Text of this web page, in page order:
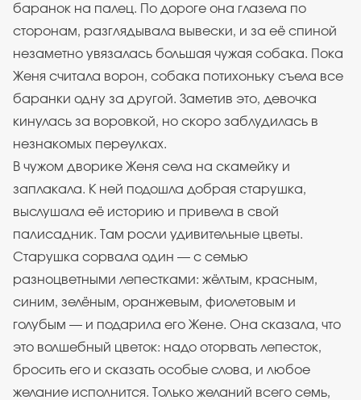
баранок на палец. По дороге она глазела по
сторонам, разглядывала вывески, и за её спиной
незаметно увязалась большая чужая собака. Пока
Женя считала ворон, собака потихоньку съела все
баранки одну за другой. Заметив это, девочка
кинулась за воровкой, но скоро заблудилась в
незнакомых переулках.
В чужом дворике Женя села на скамейку и
заплакала. К ней подошла добрая старушка,
выслушала её историю и привела в свой
палисадник. Там росли удивительные цветы.
Старушка сорвала один — с семью
разноцветными лепестками: жёлтым, красным,
синим, зелёным, оранжевым, фиолетовым и
голубым — и подарила его Жене. Она сказала, что
это волшебный цветок: надо оторвать лепесток,
бросить его и сказать особые слова, и любое
желание исполнится. Только желаний всего семь,